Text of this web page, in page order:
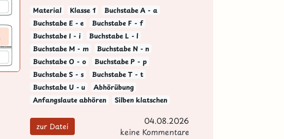
Material Klasse 1
Buchstabe A - a
Buchstabe E - e
Buchstabe F - f
Buchstabe I - i
Buchstabe L - l
Buchstabe M - m
Buchstabe N - n
Buchstabe O - o
Buchstabe P - p
Buchstabe S - s
Buchstabe T - t
Buchstabe U - u
Abhörübung
Anfangslaute abhören
Silben klatschen
zur Datei
04.08.2026
keine Kommentare